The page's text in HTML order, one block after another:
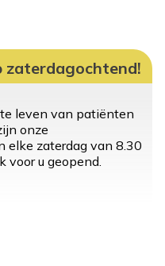
zaterdagochtend!
leven van patiënten
onze
elke zaterdag van 8.30
voor u geopend.